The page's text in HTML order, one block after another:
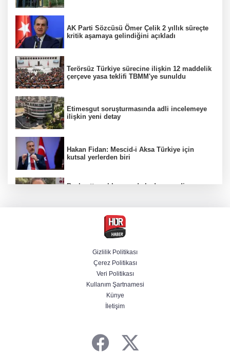
AK Parti Sözcüsü Ömer Çelik 2 yıllık süreçte
kritik aşamaya gelindiğini açıkladı
Terörsüz Türkiye sürecine ilişkin 12 maddelik
çerçeve yasa teklifi TBMM'ye sunuldu
Etimesgut soruşturmasında adli incelemeye
ilişkin yeni detay
Hakan Fidan: Mescid-i Aksa Türkiye için
kutsal yerlerden biri
Başkentte yol kenarında kadın cesedi
CHP'li belediye başkanın yazışmaları rüşvet
ağını ortaya koydu
Özel ve Ağbaba hakkında dokunulmazlık
talebi iletildi
Başvurular başladı! Polis Akademisi 350
Gizlilik Politikası
Çerez Politikası
Veri Politikası
Kullanım Şartnamesi
Künye
İletişim